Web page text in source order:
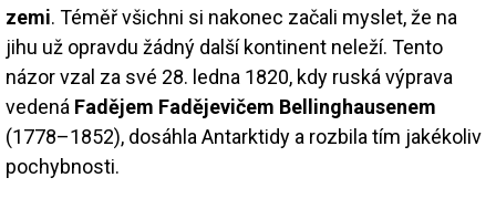
zemi. Téměř všichni si nakonec začali myslet, že na
jihu už opravdu žádný další kontinent neleží. Tento
názor vzal za své 28. ledna 1820, kdy ruská výprava
vedená Fadějem Fadějevičem Bellinghausenem
(1778–1852), dosáhla Antarktidy a rozbila tím jakékoliv
pochybnosti.